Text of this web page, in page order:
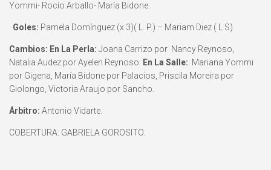
Yommi- Rocío Arballo- María Bidone.
Goles: Pamela Domínguez (x 3)( L. P.) – Mariam Diez ( L S).
Cambios: En La Perla: Joana Carrizo por Nancy Reynoso,
Natalia Audez por Ayelen Reynoso. En La Salle: Mariana Yommi
por Gigena, María Bidone por Palacios, Priscila Moreira por
Giolongo, Victoria Araujo por Sancho.
Árbitro: Antonio Vidarte.
COBERTURA: GABRIELA GOROSITO.